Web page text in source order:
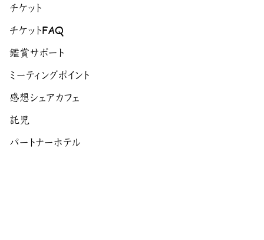
チケット
チケットFAQ
鑑賞サポート
ミーティングポイント
感想シェアカフェ
託児
パートナーホテル